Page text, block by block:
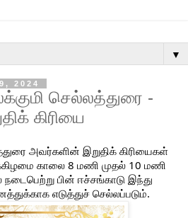
▼
2024
செல்லத்துரை -
கிரியை
அவர்களின் இறுதிக் கிரியைகள்
காலை 8 மணி முதல் 10 மணி
பின் ஈச்சங்காடு இந்து
எடுத்துச் செல்லப்படும்.